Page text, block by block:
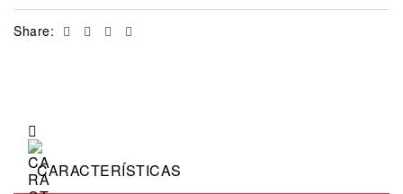
Share: Facebook
TwitterLinkedin
CARACTERÍSTICAS